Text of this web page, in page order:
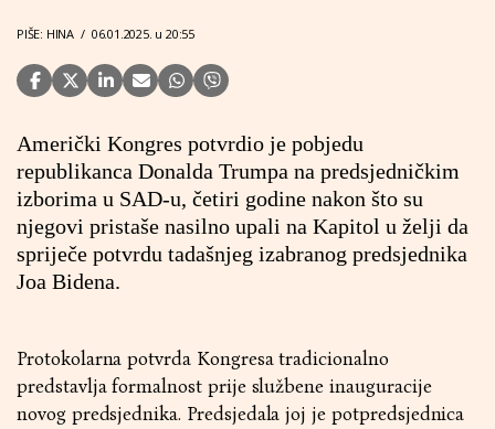
PIŠE: HINA / 06.01.2025. u 20:55
Američki Kongres potvrdio je pobjedu
republikanca Donalda Trumpa na predsjedničkim
izborima u SAD-u, četiri godine nakon što su
njegovi pristaše nasilno upali na Kapitol u želji da
spriječe potvrdu tadašnjeg izabranog predsjednika
Joa Bidena.
Protokolarna potvrda Kongresa tradicionalno
predstavlja formalnost prije službene inauguracije
novog predsjednika. Predsjedala joj je potpredsjednica